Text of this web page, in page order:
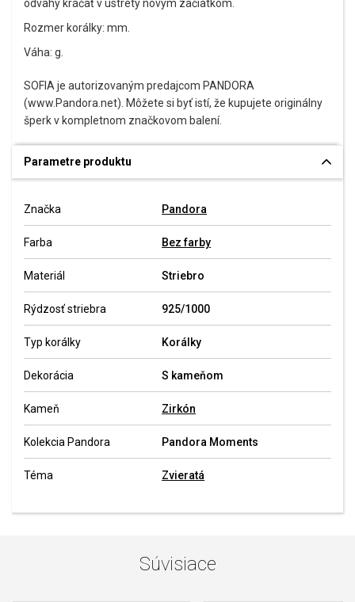
odvahy kráčať v ústrety novým začiatkom.
Rozmer korálky: mm.
Váha: g.
SOFIA je autorizovaným predajcom PANDORA
(www.Pandora.net). Môžete si byť istí, že kupujete originálny
šperk v kompletnom značkovom balení.
Parametre produktu
Značka Pandora
Farba Bez farby
Materiál Striebro
Rýdzosť striebra 925/1000
Typ korálky Korálky
Dekorácia S kameňom
Kameň Zirkón
Kolekcia Pandora Pandora Moments
Téma Zvieratá
Súvisiace